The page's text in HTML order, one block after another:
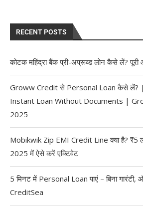
RECENT POSTS
कोटक महिंद्रा बैंक प्री-अप्रूव्ड लोन कैसे लें? पूरी
Groww Credit से Personal Loan कैसे लें?
Instant Loan Without Documents |
2025
Mobikwik Zip EMI Credit Line क्या है? ₹5
2025 में ऐसे करें एक्टिवेट
5 मिनट में Personal Loan पाएं – बिना
CreditSea